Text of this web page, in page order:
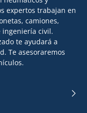
expertos trabajan en
camiones,
ingeniería civil.
te ayudará a
Te asesoraremos